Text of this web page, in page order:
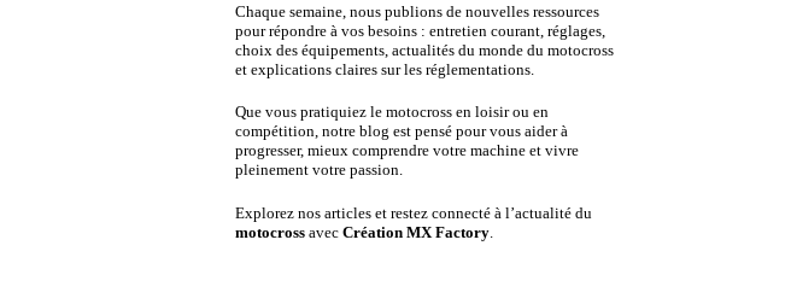
Chaque semaine, nous publions de nouvelles ressources
pour répondre à vos besoins : entretien courant, réglages,
choix des équipements, actualités du monde du motocross
et explications claires sur les réglementations.
Que vous pratiquiez le motocross en loisir ou en
compétition, notre blog est pensé pour vous aider à
progresser, mieux comprendre votre machine et vivre
pleinement votre passion.
Explorez nos articles et restez connecté à l’actualité du
motocross avecCréation MX Factory